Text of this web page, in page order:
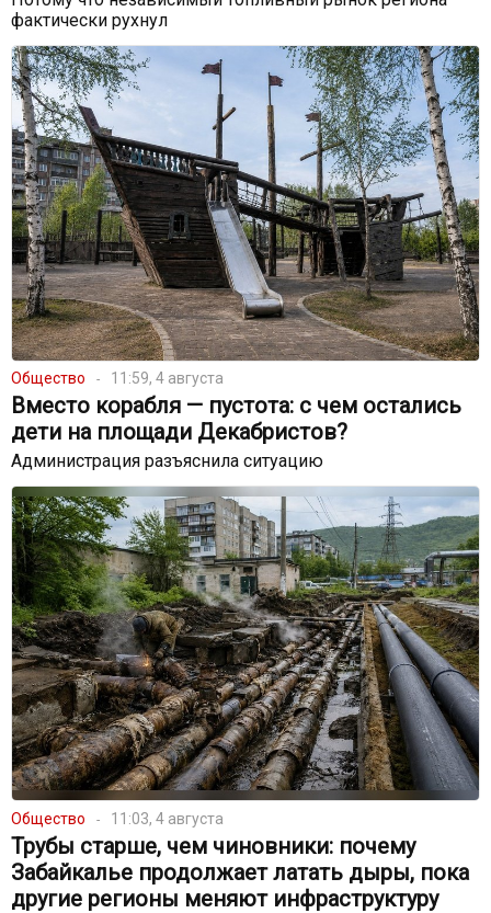
фактически рухнул
Общество 11:59, 4 августа
Вместо корабля — пустота: с чем остались
дети на площади Декабристов?
Администрация разъяснила ситуацию
Общество 11:03, 4 августа
Трубы старше, чем чиновники: почему
Забайкалье продолжает латать дыры, пока
другие регионы меняют инфраструктуру